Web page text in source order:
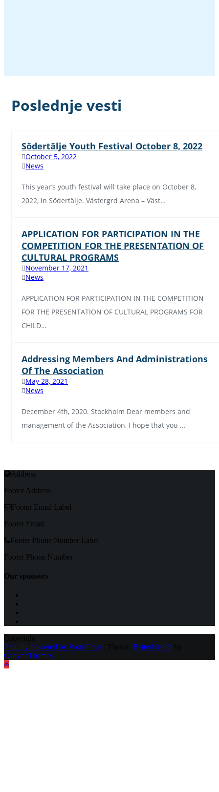
Poslednje vesti
Södertälje Youth Festival October 8, 2022
October 5, 2022
News
This year’s youth festival will take place on October 8,
2022, in Södertälje. Västergrd Arena – Väst…
APPLICATION FOR PARTICIPATION IN THE
COMPETITION FOR THE PRESENTATION OF
CULTURAL PROGRAMS
November 17, 2021
News
APPLICATION FOR PARTICIPATION IN THE COMPETITION
FOR THE PRESENTATION OF CULTURAL PROGRAMS FOR
CHILD…
Addressing Members And Administrations
Of The Association
May 28, 2021
News
December 4th, 2020. Stockholm Dear members and
management of the Association, I hope that you …
Address
Footer Address
Footer Email Label
Footer Email
Footer Phone Number Label
Footer Phone Number
Our sponsors
Proudly powered by WordPress
BetterHealth
CanyonThemes